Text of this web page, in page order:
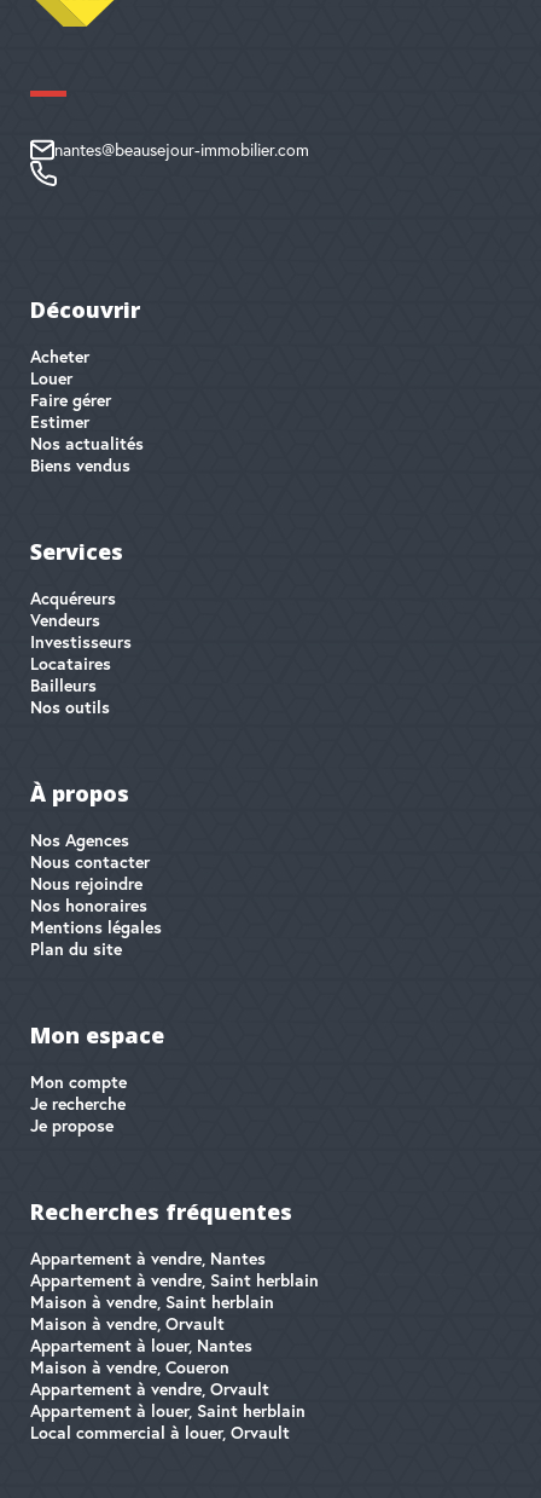
nantes@beausejour-immobilier.com
Découvrir
Acheter
Louer
Faire gérer
Estimer
Nos actualités
Biens vendus
Services
Acquéreurs
Vendeurs
Investisseurs
Locataires
Bailleurs
Nos outils
À propos
Nos Agences
Nous contacter
Nous rejoindre
Nos honoraires
Mentions légales
Plan du site
Mon espace
Mon compte
Je recherche
Je propose
Recherches fréquentes
Appartement à vendre, Nantes
Appartement à vendre, Saint herblain
Maison à vendre, Saint herblain
Maison à vendre, Orvault
Appartement à louer, Nantes
Maison à vendre, Coueron
Appartement à vendre, Orvault
Appartement à louer, Saint herblain
Local commercial à louer, Orvault